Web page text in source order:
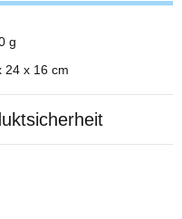
g
24 x 16 cm